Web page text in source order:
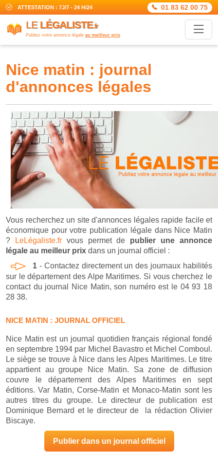
ATTESTATION : 7J/7 - 24 H/24 01 83 62 00 75
LE LÉGALISTE.fr
Publiez votre annonce légale au meilleur prix
nice matin : journal
d'annonces légales
Vous recherchez un site d'annonces légales rapide facile et
économique pour votre publication légale dans Nice Matin
?
LeLégaliste.frvous permet de publier une annonce
légale au meilleur prix dans un journal officiel :
1- Contactez directement un des journaux habilités
sur le département des Alpe Maritimes. Si vous cherchez le
contact du journal Nice Matin, son numéro est le 04 93 18
28 38.
NICE MATIN : JOURNAL OFFICIEL
Nice Matin est un journal quotidien français régional fondé
en septembre 1994 par Michel Bavastro et Michel Comboul.
Le siège se trouve à Nice dans les Alpes Maritimes. Le titre
appartient au groupe Nice Matin. Sa zone de diffusion
couvre le département des Alpes Maritimes en sept
éditions. Var Matin, Corse-Matin et Monaco-Matin sont les
autres titres du groupe. Le directeur de publication est
Dominique Bernard et le directeur de la rédaction Olivier
Biscaye.
Publier dans un journal officiel